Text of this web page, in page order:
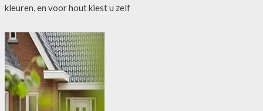
kleuren, en voor hout kiest u zelf